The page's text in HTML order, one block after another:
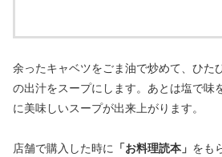
余ったキャベツをごま油で炒めて、ひた
の出汁をスープにします。あとは塩で味
に美味しいスープが出来上がります。
店舗で購入した時に 「お料理読本」 をも